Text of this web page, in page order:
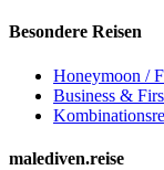
Besondere Reisen
Honeymoon /
Business &
malediven.reise